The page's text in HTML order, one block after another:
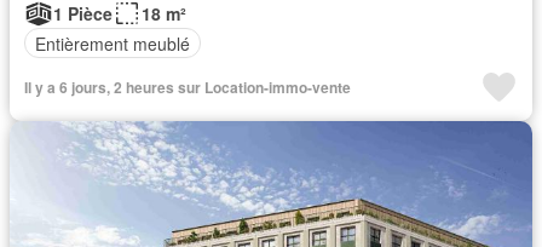
1 Pièce
18 m²
Entièrement meublé
Il y a 6 jours, 2 heures sur Location-immo-vente